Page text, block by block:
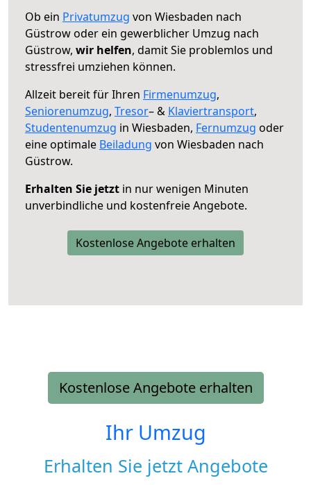
Ob ein Privatumzug von Wiesbaden nach
Güstrow oder ein gewerblicher Umzug nach
Güstrow, wir helfen, damit Sie problemlos und
stressfrei umziehen können.
Allzeit bereit für Ihren Firmenumzug,
Seniorenumzug, Tresor– & Klaviertransport,
Studentenumzug in Wiesbaden, Fernumzug oder
eine optimale Beiladung von Wiesbaden nach
Güstrow.
Erhalten Sie jetzt in nur wenigen Minuten
unverbindliche und kostenfreie Angebote.
Kostenlose Angebote erhalten
Kostenlose Angebote erhalten
Ihr Umzug
Erhalten Sie jetzt Angebote